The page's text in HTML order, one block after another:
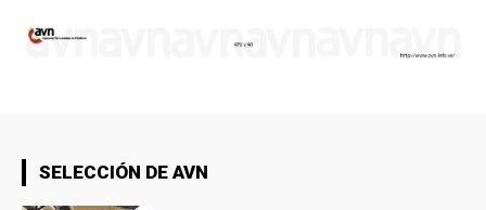
SELECCIÓN DE AVN